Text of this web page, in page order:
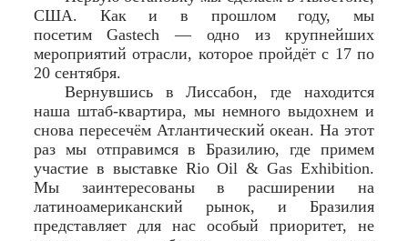
США. Как и в прошлом году, мы
посетим Gastech — одно из крупнейших
мероприятий отрасли, которое пройдёт с 17 по
20 сентября.
Вернувшись в Лиссабон, где находится
наша штаб-квартира, мы немного выдохнем и
снова пересечём Атлантический океан. На этот
раз мы отправимся в Бразилию, где примем
участие в выставке Rio Oil & Gas Exhibition.
Мы заинтересованы в расширении на
латиноамериканский рынок, и Бразилия
представляет для нас особый приоритет, не